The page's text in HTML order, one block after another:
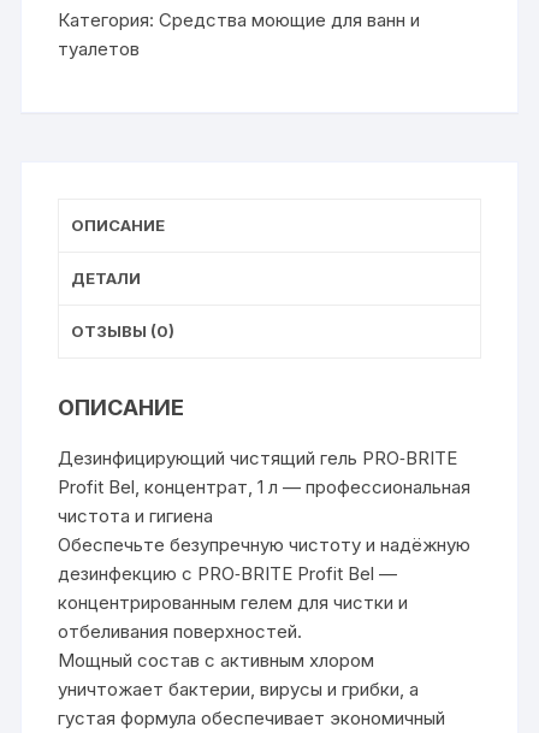
сантехники
PRO-
гель,концентрат
Категория:Средства моющие для ванн и
туалетов
ОПИСАНИЕ
ДЕТАЛИ
ОТЗЫВЫ (0)
ОПИСАНИЕ
Дезинфицирующий чистящий гель PRO‑BRITE
Profit Bel, концентрат, 1 л — профессиональная
чистота и гигиена
Обеспечьте безупречную чистоту и надёжную
дезинфекцию с PRO‑BRITE Profit Bel —
концентрированным гелем для чистки и
отбеливания поверхностей.
Мощный состав с активным хлором
уничтожает бактерии, вирусы и грибки, а
густая формула обеспечивает экономичный